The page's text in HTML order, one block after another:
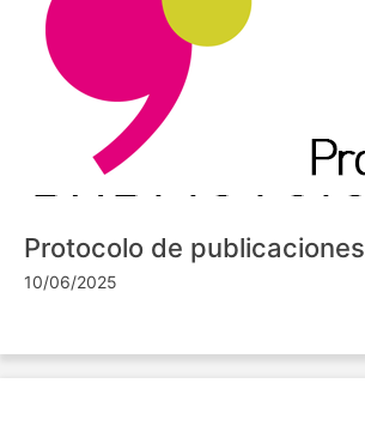
Protocolo de publicaciones
10/06/2025